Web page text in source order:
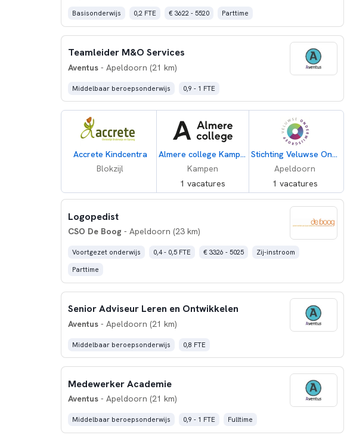
Basisonderwijs 0,2 FTE € 3622 - 5520 Parttime
Teamleider M&O Services
Aventus- Apeldoorn (21 km)
Middelbaar beroepsonderwijs 0,9 - 1 FTE
Accrete Kindcentra
Blokzijl
Almere college Kampen Dronten
Kampen
1 vacatures
Stichting Veluwse Onderwijsgroep
Apeldoorn
1 vacatures
Logopedist
CSO De Boog - Apeldoorn (23 km)
Voortgezet onderwijs 0,4 - 0,5 FTE € 3326 - 5025 Zij-instroom
Parttime
Senior Adviseur Leren en Ontwikkelen
Aventus- Apeldoorn (21 km)
Middelbaar beroepsonderwijs 0,8 FTE
Medewerker Academie
Aventus- Apeldoorn (21 km)
Middelbaar beroepsonderwijs 0,9 - 1 FTE Fulltime